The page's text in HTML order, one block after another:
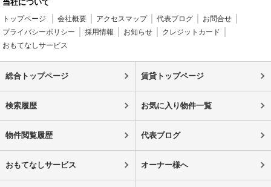
当社について
トップページ 会社概要 アクセスマップ 代表ブログ
お問合せ
プライバシーポリシー
採用情報 お知らせ
クレジットカード
おもてなしサービス
総合トップページ 賃貸トップページ
検索履歴 お気に入り物件一覧
物件閲覧履歴 代表ブログ
おもてなしサービス オーナー様へ